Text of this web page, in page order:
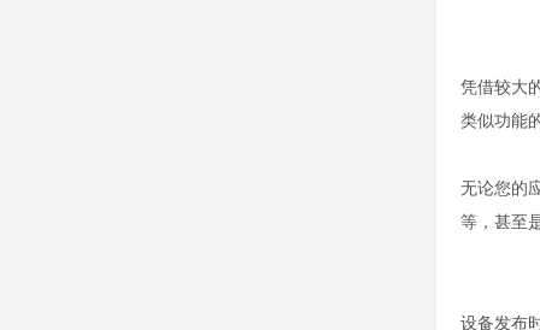
凭借较大
类似功能
无论您的
等，甚至
设备发布